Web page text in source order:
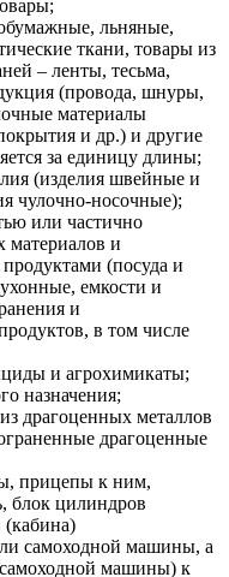
льняные,
ткани, товары из
– ленты, тесьма,
(провода, шнуры,
материалы
и др.) и другие
за единицу длины;
(изделия швейные и
чулочно-носочные);
или частично
материалов и
(посуда и
емкости и
и
в том числе
и агрохимикаты;
назначения;
драгоценных металлов
драгоценные
прицепы к ним,
блок цилиндров
(кабина)
самоходной машины, а
самоходной машины) к